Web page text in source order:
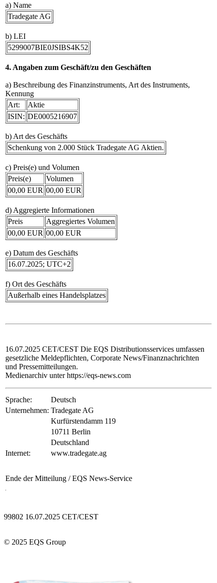
a) Name
Tradegate AG
b) LEI
5299007BIE0JSIBS4K52
4. Angaben zum Geschäft/zu den Geschäften
a) Beschreibung des Finanzinstruments, Art des Instruments,
Kennung
Art:
Aktie
ISIN: DE0005216907
b) Art des Geschäfts
Schenkung von 2.000 Stück Tradegate AG Aktien.
c) Preis(e) und Volumen
Preis(e)
Volumen
00,00 EUR 00,00 EUR
d) Aggregierte Informationen
Preis
Aggregiertes Volumen
00,00 EUR 00,00 EUR
e) Datum des Geschäfts
16.07.2025; UTC+2
f) Ort des Geschäfts
Außerhalb eines Handelsplatzes
16.07.2025 CET/CEST Die EQS Distributionsservices umfassen
gesetzliche Meldepflichten, Corporate News/Finanznachrichten
und Pressemitteilungen.
Medienarchiv unter https://eqs-news.com
Sprache:
Deutsch
Unternehmen: Tradegate AG
Kurfürstendamm 119
10711 Berlin
Deutschland
Internet:
www.tradegate.ag
Ende der Mitteilung / EQS News-Service
99802 16.07.2025 CET/CEST
© 2025 EQS Group